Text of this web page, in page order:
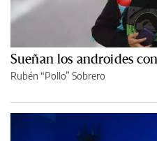
Sueñan los androides
Rubén “Pollo” Sobrero